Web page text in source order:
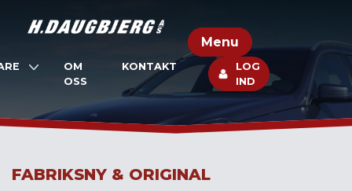
Menu
OM
OSS
KONTAKT
LOG
IND
FABRIKSNY & ORIGINAL